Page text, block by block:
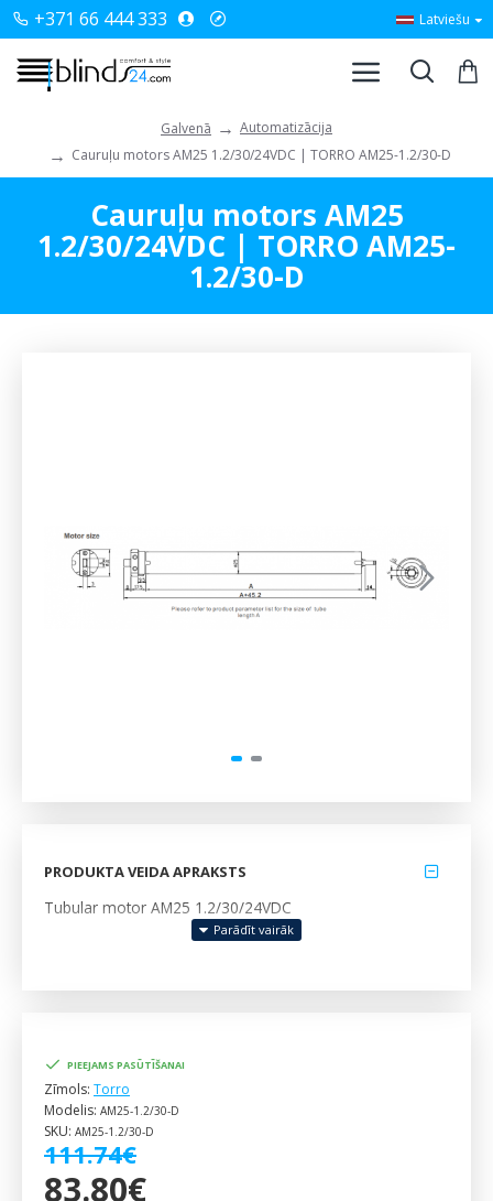
+371 66 444 333 Latviešu
Galvenā
Automatizācija
Cauruļu motors AM25 1.2/30/24VDC | TORRO AM25-1.2/30-D
Cauruļu motors AM25
1.2/30/24VDC | TORRO AM25-
1.2/30-D
PRODUKTA VEIDA APRAKSTS
Tubular motor AM25 1.2/30/24VDC
83.80€
111.74€
PIEEJAMS PASŪTĪŠANAI
Zīmols: Torro
Modelis: AM25-1.2/30-D
SKU: AM25-1.2/30-D